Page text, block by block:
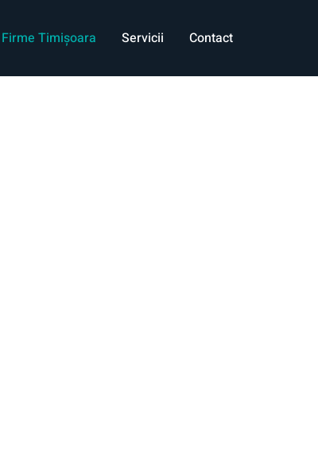
Timișoara Servicii Contact